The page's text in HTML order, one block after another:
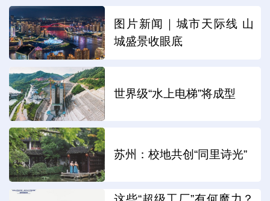
图片新闻｜城市天际线 山
城盛景收眼底
世界级“水上电梯”将成型
苏州：校地共创“同里诗光”